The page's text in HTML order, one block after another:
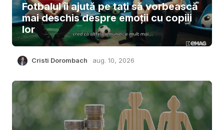
Fotbalul îi ajută pe tați să vorbească
mai deschis despre emoții cu copiii
lor
Cristi Dorombach aug. 10, 2026